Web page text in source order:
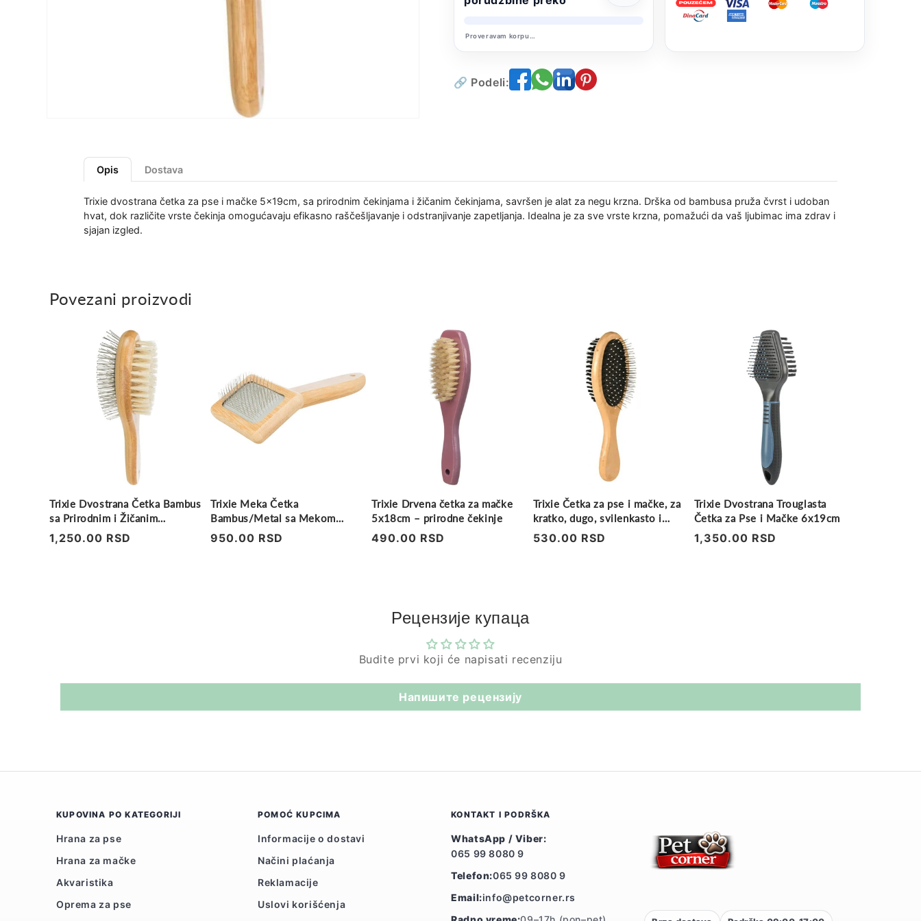
Čekinjama Čekinjama
Proveravam korpu…
🔗 Podeli:
Opis Dostava
Trixie dvostrana četka za pse i mačke 5x19cm, sa prirodnim čekinjama i žičanim čekinjama, savršen je alat za negu krzna. Drška od bambusa pruža čvrst i udoban
hvat, dok različite vrste čekinja omogućavaju efikasno raščešljavanje i odstranjivanje zapetljanja. Idealna je za sve vrste krzna, pomažući da vaš ljubimac ima zdrav i
sjajan izgled.
Povezani proizvodi
Trixie Dvostrana Četka Bambus
sa Prirodnim i Žičanim
Čekinjama
Regularna
1,250.00 RSD
Trixie Meka Četka
Bambus/Metal sa Mekom
Žičanom Čekinjom
Regularna
950.00 RSD
Trixie Drvena četka za mačke
5x18cm – prirodne čekinje
Regularna
490.00 RSD
Trixie Četka za pse i mačke, za
kratko, dugo, svilenkasto i
čupavo krzno
Regularna
530.00 RSD
Trixie Dvostrana Trouglasta
Četka za Pse i Mačke 6x19cm
Regularna
1,350.00 RSD
Рецензије купаца
Budite prvi koji će napisati recenziju
Напишите рецензију
KUPOVINA PO KATEGORIJI
Hrana za pse
Hrana za mačke
Akvaristika
Oprema za pse
POMOĆ KUPCIMA
Informacije o dostavi
Načini plaćanja
Reklamacije
Uslovi korišćenja
KONTAKT I PODRŠKA
WhatsApp / Viber:
065 99 8080 9
Telefon:065 99 8080 9
Email:info@petcorner.rs